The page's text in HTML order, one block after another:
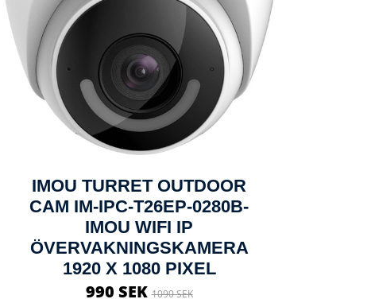
IMOU TURRET OUTDOOR
CAM IM-IPC-T26EP-0280B-
IMOU WIFI IP
ÖVERVAKNINGSKAMERA
1920 X 1080 PIXEL
990 SEK1090 SEK